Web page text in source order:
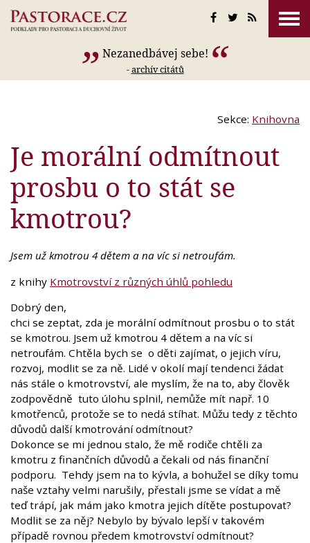
Nezanedbávej sebe!
-archív citátů
Sekce: Knihovna
Je morální odmítnout
prosbu o to stát se
kmotrou?
Jsem už kmotrou 4 dětem a na víc si netroufám.
z knihy Kmotrovství z různých úhlů pohledu
Dobrý den,
chci se zeptat, zda je morální odmítnout prosbu o to stát
se kmotrou. Jsem už kmotrou 4 dětem a na víc si
netroufám. Chtěla bych se o děti zajímat, o jejich víru,
rozvoj, modlit se za ně. Lidé v okolí mají tendenci žádat
nás stále o kmotrovství, ale myslím, že na to, aby člověk
zodpovědně tuto úlohu splnil, nemůže mít např. 10
kmotřenců, protože se to nedá stíhat. Můžu tedy z těchto
důvodů další kmotrování odmítnout?
Dokonce se mi jednou stalo, že mě rodiče chtěli za
kmotru z finančních důvodů a čekali od nás finanční
podporu. Tehdy jsem na to kývla, a bohužel se díky tomu
naše vztahy velmi narušily, přestali jsme se vídat a mě
teď trápí, jak mám jako kmotra jejich dítěte postupovat?
Modlit se za něj? Nebylo by bývalo lepší v takovém
případě rovnou předem kmotrovství odmítnout?